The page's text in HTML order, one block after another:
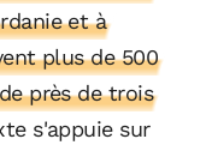
et à
plus de 500
près de trois
s'appuie sur